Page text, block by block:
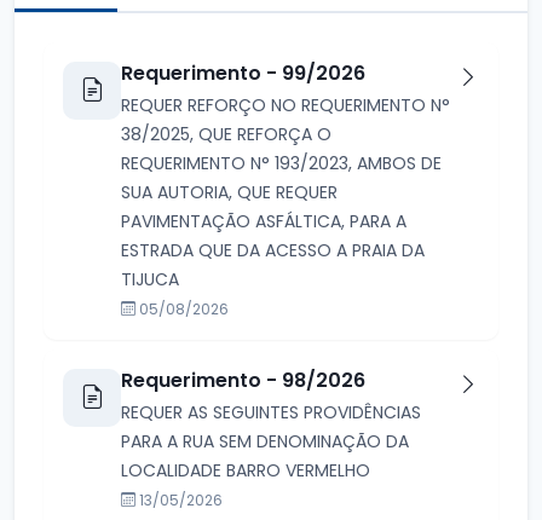
Requerimento - 99/2026
REQUER REFORÇO NO REQUERIMENTO N°
38/2025, QUE REFORÇA O
REQUERIMENTO N° 193/2023, AMBOS DE
SUA AUTORIA, QUE REQUER
PAVIMENTAÇÃO ASFÁLTICA, PARA A
ESTRADA QUE DA ACESSO A PRAIA DA
TIJUCA
05/08/2026
Requerimento - 98/2026
REQUER AS SEGUINTES PROVIDÊNCIAS
PARA A RUA SEM DENOMINAÇÃO DA
LOCALIDADE BARRO VERMELHO
13/05/2026